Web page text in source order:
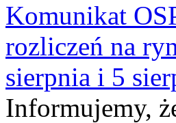
Komunikat
rozliczeń na
sierpnia i 5
Informujemy,